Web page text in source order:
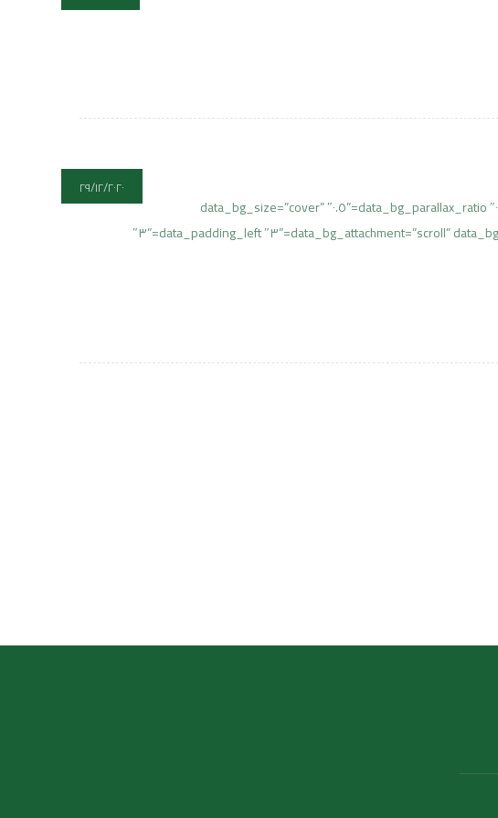
٢٩/١٢/٢٠٢٠
[cmsms_row data_padding_bottom=”٥٠″ data_padding_top=”٠″ data_overlay_opacity=”٥٠″ data_color_overlay=”#٠٠٠٠٠٠″ data_bg_parallax_ratio=”٠.٥″ data_bg_size=”cover”
data_bg_attachment=”scroll” data_bg_repeat=”no-repeat” data_bg_position=”top center” data_bg_color=”#ffffff” data_color=”default” data_padding_right=”٣″ data_padding_left=”٣″